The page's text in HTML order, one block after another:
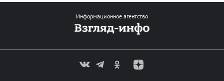
Информационное агентство